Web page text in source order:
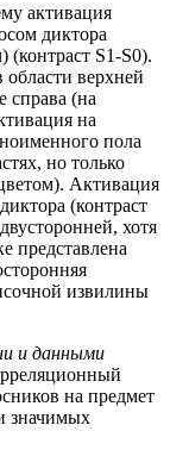
активация
диктора
S1-S0).
области верхней
справа (на
на
пола
но только
Активация
(контраст
хотя
представлена
извилины
и данными
на предмет
значимых